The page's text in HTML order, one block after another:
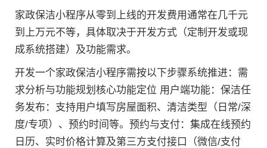
家政保洁小程序从零到上线的开发费用通常在几千元
到上万元不等，具体取决于开发方式（定制开发或现
成系统搭建）及功能需求。
开发一个家政保洁小程序需按以下步骤系统推进：需
求分析与功能规划核心功能定位 用户端功能：保洁任
务发布：支持用户填写房屋面积、清洁类型（日常/深
度/专项）、预约时间等。预约与支付：集成在线预约
日历、实时价格计算及第三方支付接口（微信/支付